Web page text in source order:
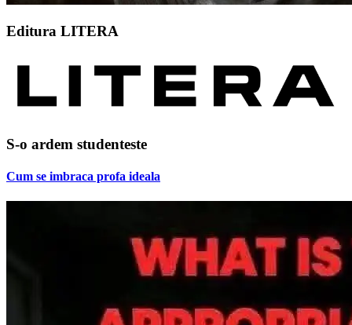
Editura LITERA
S-o ardem studenteste
Cum se imbraca profa ideala